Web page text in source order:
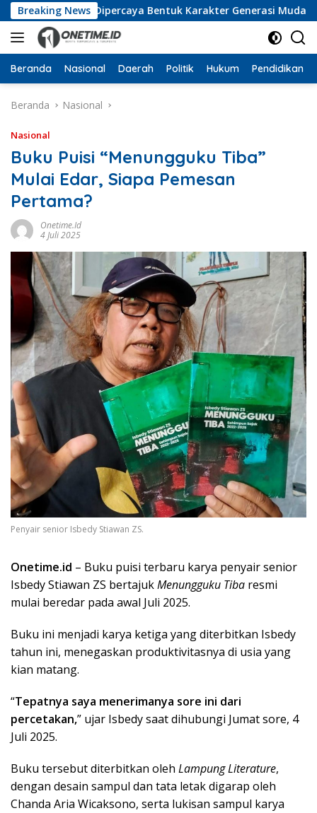
Langsung
ke
konten
Breaking News
Dipercaya Bentuk Karakter Generasi Muda
Beranda Nasional Daerah Politik Hukum Pendidikan
Beranda Nasional
Nasional
Buku Puisi “Menungguku Tiba”
Mulai Edar, Siapa Pemesan
Pertama?
Onetime.id
4 Juli 2025
Penyair senior Isbedy Stiawan ZS.
Onetime.id – Buku puisi terbaru karya penyair senior
Isbedy Stiawan ZS bertajukMenungguku Tiba resmi
mulai beredar pada awal Juli 2025.
Buku ini menjadi karya ketiga yang diterbitkan Isbedy
tahun ini, menegaskan produktivitasnya di usia yang
kian matang.
“Tepatnya saya menerimanya sore ini dari
percetakan,” ujar Isbedy saat dihubungi Jumat sore, 4
Juli 2025.
Buku tersebut diterbitkan oleh Lampung Literature,
dengan desain sampul dan tata letak digarap oleh
Chanda Aria Wicaksono, serta lukisan sampul karya